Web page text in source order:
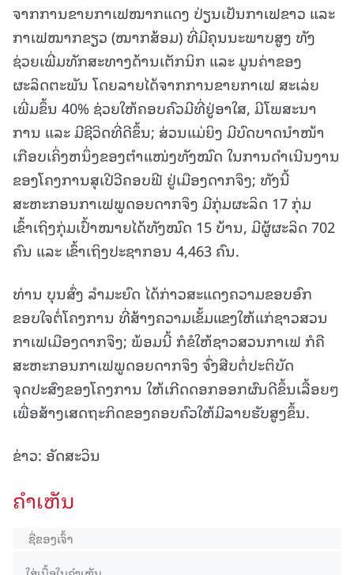
ຈາກການຂາຍກາເຟໝາກແດງ ປ່ຽນເປັນກາເຟຂາວ ແລະ
ກາເຟໝາກຂຽວ (ໝາກສ້ອມ) ທີ່ມີຄຸນນະພາບສູງ ທັງ
ຊ່ວຍເພີ່ມທັກສະທາງດ້ານເຕັກນິກ ແລະ ມູນຄ່າຂອງ
ຜະລິດຕະພັນ ໂດຍລາຍໄດ້ຈາກການຂາຍກາເຟ ສະເລ່ຍ
ເພີ່ມຂຶ້ນ 40% ຊ່ວຍໃຫ້ຄອບຄົວມີທີ່ຢູ່ອາໃສ, ມີໂພສະນາ
ການ ແລະ ມີຊີວິດທີ່ດີຂຶ້ນ; ສ່ວນແມ່ຍິງ ມີບົດບາດນຳໜ້າ
ເກືອບເຄິ່ງຫນຶ່ງຂອງຕຳແໜ່ງທັງໝົດ ໃນການດຳເນີນງານ
ຂອງໂຄງການສຸເປີວີຄອບຟີ ຢູ່ເມືອງດາກຈຶງ; ທັງນີ້
ສະຫະກອນກາເຟພູດອຍດາກຈຶງ ມີກຸ່ມຜະລິດ 17 ກຸ່ມ
ເຂົ້າເຖິງກຸ່ມເປົ້າໝາຍໄດ້ທັງໝົດ 15 ບ້ານ, ມີຜູ້ຜະລິດ 702
ຄົນ ແລະ ເຂົ້າເຖິງປະຊາກອນ 4,463 ຄົນ.
ທ່ານ ບຸນສົ່ງ ລໍາມະຍົດ ໄດ້ກ່າວສະແດງຄວາມຂອບອົກ
ຂອບໃຈຕໍ່ໂຄງການ ທີ່ສ້າງຄວາມເຂັ້ມແຂງໃຫ້ແກ່ຊາວສວນ
ກາເຟເມືອງດາກຈຶງ; ພ້ອມນີ້ ກໍຂໍໃຫ້ຊາວສວນກາເຟ ກໍຄື
ສະຫະກອນກາເຟພູດອຍດາກຈຶງ ຈົ່ງສືບຕໍ່ປະຕິບັດ
ຈຸດປະສົງຂອງໂຄງການ ໃຫ້ເກີດດອກອອກຜົນດີຂຶ້ນເລື້ອຍໆ
ເພື່ອສ້າງເສດຖະກິດຂອງຄອບຄົວໃຫ້ມີລາຍຮັບສູງຂຶ້ນ.
ຂ່າວ: ອັດສະວິນ
ຄໍາເຫັນ